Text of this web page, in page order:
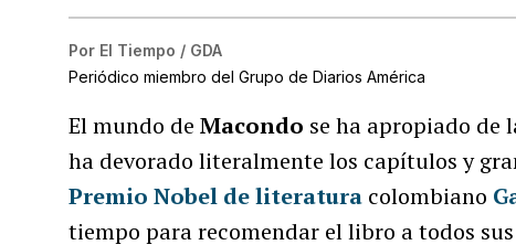
Por El Tiempo / GDA
Periódico miembro del Grupo de Diarios América
El mundo deMacondo se ha apropiado de
ha devorado literalmente los capítulos y
Premio Nobel de literatura colombiano
tiempo para recomendar el libro a todos